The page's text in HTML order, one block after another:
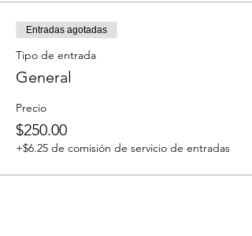
Entradas agotadas
Tipo de entrada
General
Precio
$250.00
+$6.25 de comisión de servicio de entradas